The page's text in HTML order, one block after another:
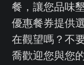
餐，讓您品味
優惠餐券提供
在觀望嗎？不
喬歡迎您與您